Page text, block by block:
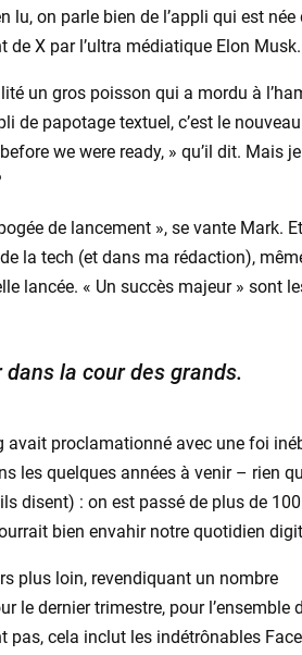
on parle bien de l’appli qui est née
X par l’ultra médiatique Elon Musk.
un gros poisson qui a mordu à
de papotage textuel, c’est le
we were ready, » qu’il dit. Mais
de lancement », se vante Mark.
la tech (et dans ma rédaction),
lancée. « Un succès majeur » sont
la cour des grands.
avait proclamationné avec une foi
les quelques années à venir – rien
disent) : on est passé de plus de
bien envahir notre quotidien
plus loin, revendiquant un nombre
le dernier trimestre, pour l’ensemble
cela inclut les indétrônables